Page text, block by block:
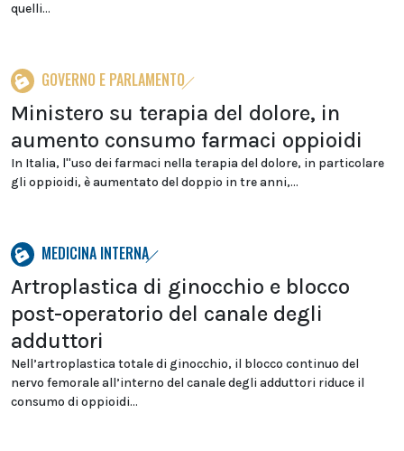
quelli...
GOVERNO E PARLAMENTO
Ministero su terapia del dolore, in
aumento consumo farmaci oppioidi
In Italia, l''uso dei farmaci nella terapia del dolore, in particolare
gli oppioidi, è aumentato del doppio in tre anni,...
MEDICINA INTERNA
Artroplastica di ginocchio e blocco
post-operatorio del canale degli
adduttori
Nell’artroplastica totale di ginocchio, il blocco continuo del
nervo femorale all’interno del canale degli adduttori riduce il
consumo di oppioidi...